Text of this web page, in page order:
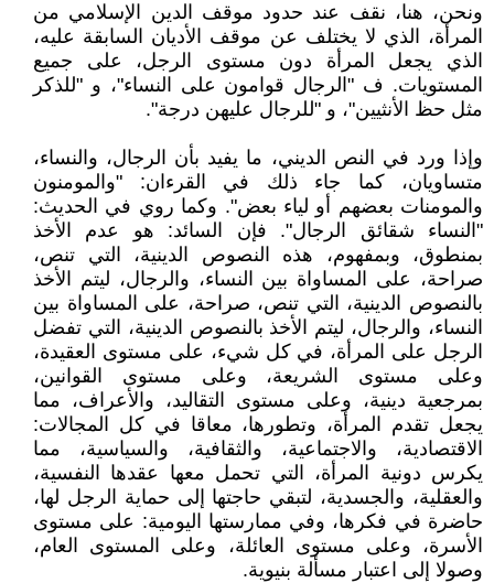
ونحن، هنا، نقف عند حدود موقف الدين الإسلامي من
المرأة، الذي لا يختلف عن موقف الأديان السابقة عليه،
الذي يجعل المرأة دون مستوى الرجل، على جميع
المستويات. ف "الرجال قوامون على النساء"، و "للذكر
مثل حظ الأنثيين"، و "للرجال عليهن درجة".
وإذا ورد في النص الديني، ما يفيد بأن الرجال، والنساء،
متساويان، كما جاء ذلك في القرءان: "والمومنون
والمومنات بعضهم أو لياء بعض". وكما روي في الحديث:
"النساء شقائق الرجال". فإن السائد: هو عدم الأخذ
بمنطوق، وبمفهوم، هذه النصوص الدينية، التي تنص،
صراحة، على المساواة بين النساء، والرجال، ليتم الأخذ
بالنصوص الدينية، التي تنص، صراحة، على المساواة بين
النساء، والرجال، ليتم الأخذ بالنصوص الدينية، التي تفضل
الرجل على المرأة، في كل شيء، على مستوى العقيدة،
وعلى مستوى الشريعة، وعلى مستوى القوانين،
بمرجعية دينية، وعلى مستوى التقاليد، والأعراف، مما
يجعل تقدم المرأة، وتطورها، معاقا في كل المجالات:
الاقتصادية، والاجتماعية، والثقافية، والسياسية، مما
يكرس دونية المرأة، التي تحمل معها عقدها النفسية،
والعقلية، والجسدية، لتبقي حاجتها إلى حماية الرجل لها،
حاضرة في فكرها، وفي ممارستها اليومية: على مستوى
الأسرة، وعلى مستوى العائلة، وعلى المستوى العام،
وصولا إلى اعتبار مسألة بنيوية.